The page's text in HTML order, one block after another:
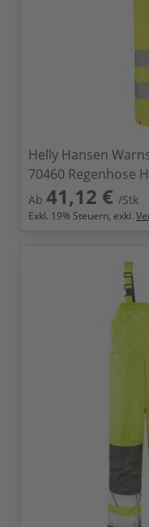
Helly Hansen
70460 Regenhose
Ab 41,12 € /Stk
Exkl. 19% Steuern, exkl.